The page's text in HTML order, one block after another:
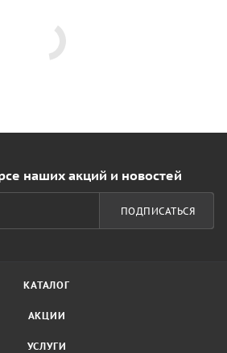
наших акций и новостей
ПОДПИСАТЬСЯ
КАТАЛОГ
АКЦИИ
УСЛУГИ